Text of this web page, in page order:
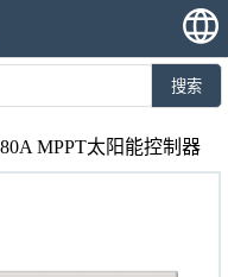
搜索
MPPT太阳能控制器